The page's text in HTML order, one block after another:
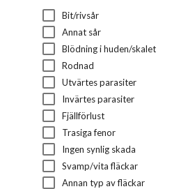
Bit/rivsår
Annat sår
Blödning i huden/skalet
Rodnad
Utvärtes parasiter
Invärtes parasiter
Fjällförlust
Trasiga fenor
Ingen synlig skada
Svamp/vita fläckar
Annan typ av fläckar